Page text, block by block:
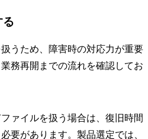
る
うため、障害時の対応力が重要
務再開までの流れを確認してお
ァイルを扱う場合は、復旧時間
要があります。製品選定では、